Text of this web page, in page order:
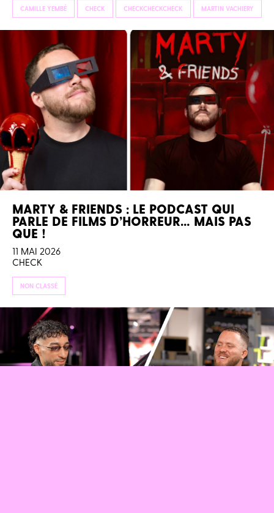
CAMILLE YEMBÉ CHECK CHECKCHECKCHECK MARTIN VACHIERY
MARTY & FRIENDS : LE PODCAST QUI
PARLE DE FILMS D’HORREUR… MAIS PAS
QUE !
11 MAI 2026
CHECK
NON CLASSÉ